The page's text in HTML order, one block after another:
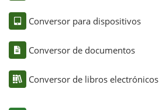
Conversor para dispositivos
Conversor de documentos
Conversor de libros electrónicos